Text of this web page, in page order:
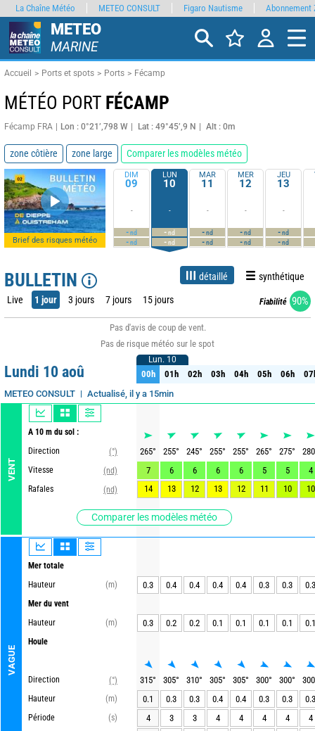
METEO
MARINE
Accueil Ports et spots Ports Fécamp
MÉTÉO PORT FÉCAMP
Fécamp FRA Lon : 0°21’,798 W Lat : 49°45’,9 N Alt : 0m
zone côtière zone large Comparer les modèles météo
Brief des risques météo
DIM
09
-
-nd
-nd
LUN
10
-
-nd
-nd
MAR
11
-
-nd
-nd
MER
12
-
-nd
-nd
JEU
13
-
-nd
-nd
BULLETIN détaillé synthétique
Live 1 jour 3 jours 7 jours 15 jours Fiabilité 90%
Pas d'avis de coup de vent.
Pas de risque météo sur le spot
Lundi 10 aoû
METEO CONSULT Actualisé, il y a 15min
VENT
A 10 m du sol :
Direction
(°)
Vitesse
(nd)
Rafales
(nd)
Comparer les modèles météo
VAGUE
Mer totale
Hauteur
(m)
Mer du vent
Hauteur
(m)
Houle
Direction
(°)
Hauteur
(m)
Période
(s)
Lun. 10
00h 01h 02h 03h 04h 05h 06h
Lun. 10
00h 01h 02h 03h 04h 05h 06h
265° 255° 245° 255° 255° 265° 275°
280
7
6 6 6 6 5 5
4
14
13 12 13 12 11 10 10
0.3 0.4 0.4 0.4 0.4 0.3 0.3 0.3
0.3 0.2 0.2 0.1 0.1 0.1 0.1 0.1
315° 305° 310° 305° 305° 300° 300°
300
0.1
0.3 0.3 0.4 0.4 0.3 0.3
0.3
4
3 3 4 4 4 4
4
La Chaîne Météo METEO CONSULT Figaro Nautisme Abonnement